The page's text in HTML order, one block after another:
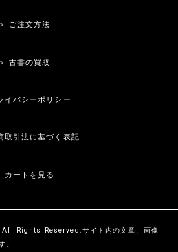
＞ ご注文方法
＞ 古書の買取
イバシーポリシー
取引法に基づく表記
カートを見る
Rights Reserved.サイト内の文章、画像
。